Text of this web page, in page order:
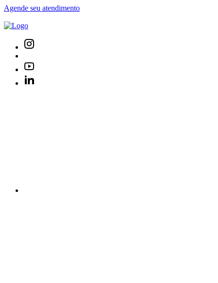
Agende seu atendimento